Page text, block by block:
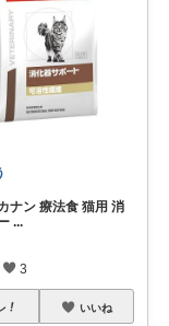
ナン 療法食 猫用 消
...
3
いいね